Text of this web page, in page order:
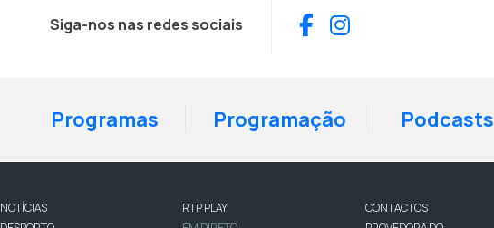
Siga-nos nas redes sociais Facebook
Instagram
Programas Programação Podcasts
NOTÍCIAS
RTP PLAY
CONTACTOS